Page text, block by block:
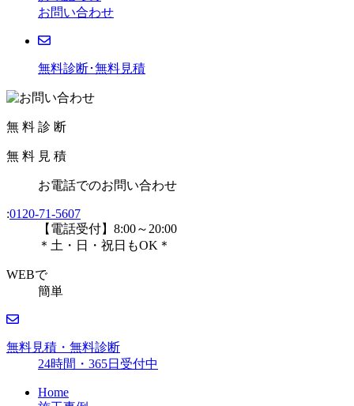
お問い合わせ
無料診断･無料見積
無 料 診 断
無 料 見 積
お電話でのお問い合わせ
:0120-71-5607
【電話受付】8:00～20:00
＊土・日・祝日もOK＊
WEBで
簡単
無料見積・無料診断
24時間・365日受付中
Home